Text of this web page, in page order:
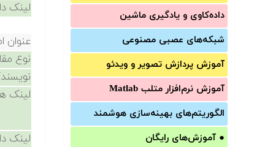
داده‌کاوی و یادگیری ماشین
شبکه‌های عصبی مصنوعی
آموزش‌ پردازش تصویر و ویدئو
آموزش‌ نرم‌افزار متلب Matlab
الگوریتم‌های بهینه‌سازی هوشمند
● آموزش‌های رایگان
لینک
عنوان
نوع
لینک
لینک